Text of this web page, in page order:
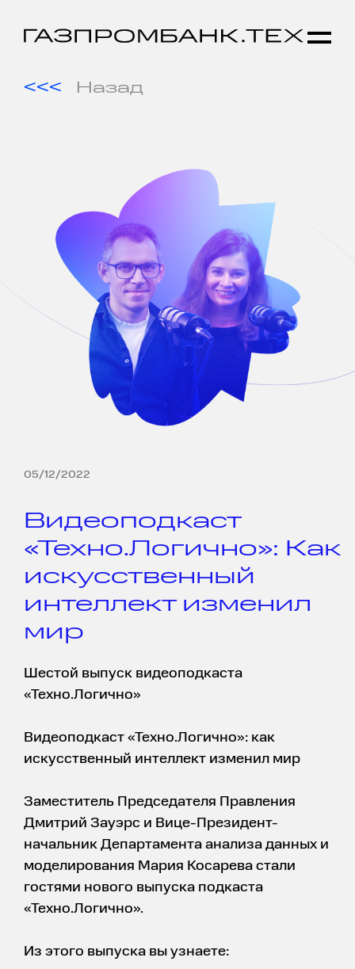
Назад
05/12/2022
Видеоподкаст
«Техно.Логично»: Как
искусственный
интеллект изменил
мир
Шестой выпуск видеоподкаста
«Техно.Логично»
Видеоподкаст «Техно.Логично»: как
искусственный интеллект изменил мир
Заместитель Председателя Правления
Дмитрий Зауэрс и Вице-Президент-
начальник Департамента анализа данных и
моделирования Мария Косарева стали
гостями нового выпуска подкаста
«Техно.Логично».
Из этого выпуска вы узнаете: